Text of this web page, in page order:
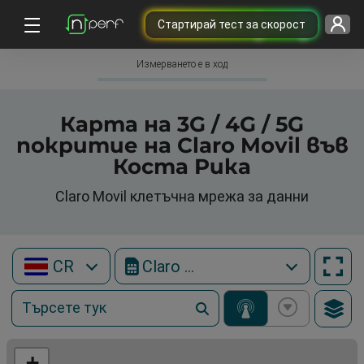
Cтартирай тест за скорост
Измерването е в ход
Карта на 3G / 4G / 5G
покритие на Claro Movil във
Коста Рика
Claro Movil клетъчна мрежа за данни
CR Claro Movil